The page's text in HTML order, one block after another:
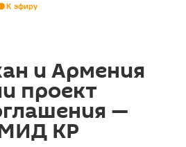
К эфиру
и Армения
проект
—
КР